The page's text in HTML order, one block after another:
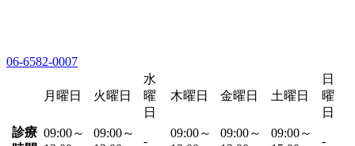
06-6582-0007
月曜日 火曜日
水
曜
日
木曜日 金曜日 土曜日
日
曜
日
診療 09:00～
09:00～
-
09:00～
09:00～
09:00～
-